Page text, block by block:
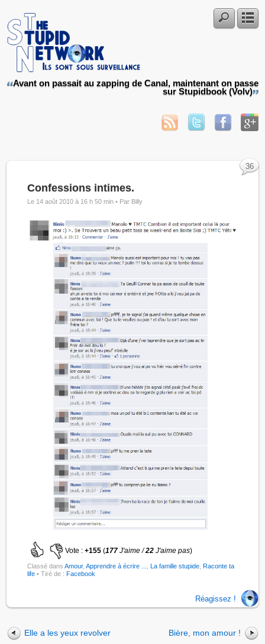
Avant on passait au zapping de Canal, maintenant on passe
sur Stupidbook (Volv)
Confessions intimes.
Le 14 août 2010 à 16 h 50 min • Par Billy
Vote :+155 (177J'aime /22 J'aime pas)
Classé dansAmour,Apprendre à écrire ..., La famille stupide, Raconte ta
life
36
• Tiré de : Facebook
Réagissez !
Elle a les yeux revolver Bière, mon amour !